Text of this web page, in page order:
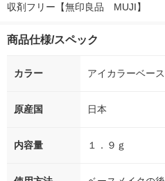
収剤フリー【無印良品　MUJI】
商品仕様/スペック
カラー アイカラーベース
原産国 日本
内容量 １．９ｇ